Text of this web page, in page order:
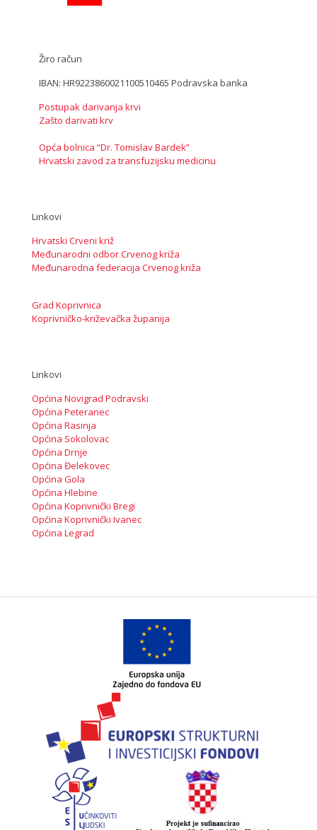
Žiro račun
IBAN: HR9223860021100510465 Podravska banka
Postupak darivanja krvi
Zašto darivati krv
Opća bolnica “Dr. Tomislav Bardek”
Hrvatski zavod za transfuzijsku medicinu
Linkovi
Hrvatski Crveni križ
Međunarodni odbor Crvenog križa
Međunarodna federacija Crvenog križa
Grad Koprivnica
Koprivničko-križevačka županija
Linkovi
Općina Novigrad Podravski
Općina Peteranec
Općina Rasinja
Općina Sokolovac
Općina Drnje
Općina Đelekovec
Općina Gola
Općina Hlebine
Općina Koprivnički Bregi
Općina Koprivnički Ivanec
Općina Legrad